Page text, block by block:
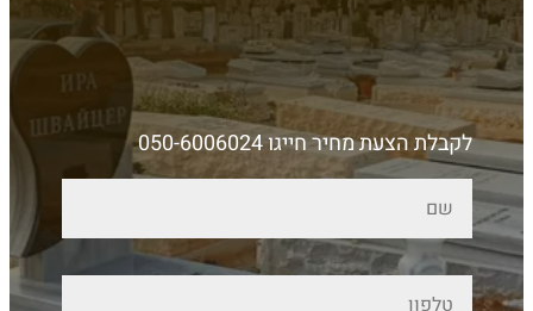
לקבלת הצעת מחיר חייגו 050-6006024